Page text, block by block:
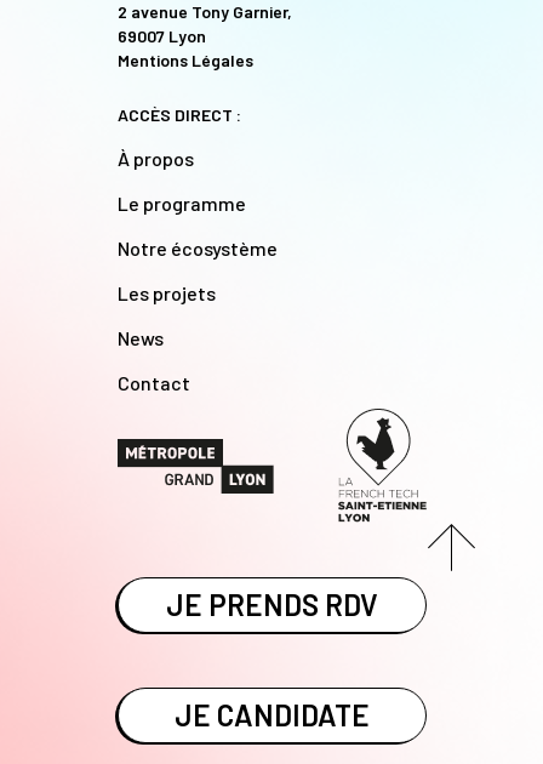
2 avenue Tony Garnier,
69007 Lyon
Mentions Légales
ACCÈS DIRECT :
À propos
Le programme
Notre écosystème
Les projets
News
Contact
JE PRENDS RDV
JE CANDIDATE